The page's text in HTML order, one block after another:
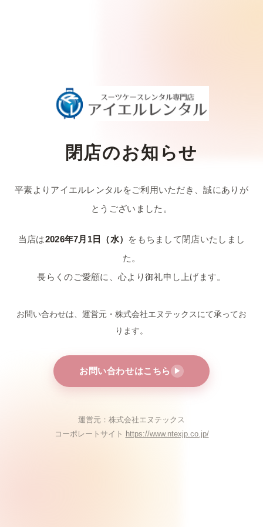
閉店のお知らせ
平素よりアイエルレンタルをご利用いただき、誠にありが
とうございました。
当店は2026年7月1日（水） をもちまして閉店いたしまし
た。
長らくのご愛顧に、心より御礼申し上げます。
お問い合わせは、運営元・株式会社エヌテックスにて承ってお
ります。
お問い合わせはこちら ▶
運営元：株式会社エヌテックス
コーポレートサイト https://www.ntexjp.co.jp/